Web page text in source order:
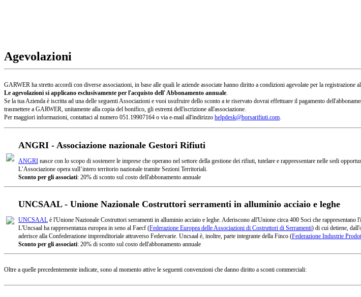
Agevolazioni
GARWER ha stretto accordi con diverse associazioni, in base alle quali le aziende associate hanno diritto a condizioni agevolate per la registrazione
Le agevolazioni si applicano esclusivamente per l'acquisto dell' Abbonamento annuale.
Se la tua Azienda è iscritta ad una delle seguenti Associazioni e vuoi usufruire dello sconto a te riservato dovrai effettuare il pagamento
trasmettere a GARWER, unitamente alla copia del bonifico, gli estremi dell'iscrizione all'associazione.
Per maggiori informazioni, contattaci al numero 051.19907164 o via e-mail all'indirizzo helpdesk@borsarifiuti.com.
ANGRI - Associazione nazionale Gestori Rifiuti
ANGRI nasce con lo scopo di sostenere le imprese che operano nel settore della gestione dei rifiuti, tutelare e rappressentare nelle sedi
L’Associazione opera sull’intero territorio nazionale tramite Sezioni Territoriali.
Sconto per gli associati: 20% di sconto sul costo dell'abbonamento annuale
UNCSAAL - Unione Nazionale Costruttori serramenti in alluminio acciaio e leghe
UNCSAAL è l'Unione Nazionale Costruttori serramenti in alluminio acciaio e leghe. Aderiscono all'Unione circa 400 Soci che rappresentano
L'Uncsaal ha rappresentanza europea in seno al Faecf (Federazione Europea delle Associazioni di Costruttori di Serramenti) di cui detiene,
aderisce alla Confederazione imprenditoriale attraverso Federvarie. Uncsaal è, inoltre, parte integrante della Finco (Federazione Industrie
Sconto per gli associati: 20% di sconto sul costo dell'abbonamento annuale
Oltre a quelle precedentemente indicate, sono al momento attive le seguenti convenzioni che danno diritto a sconti commerciali: